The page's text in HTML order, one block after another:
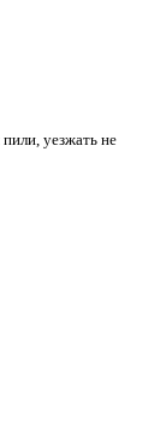
уезжать не